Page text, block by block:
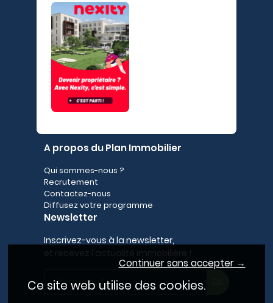
A propos du Plan Immobilier
Qui sommes-nous ?
Recrutement
Contactez-nous
Diffusez votre programme
Newsletter
Inscrivez-vous à la newsletter,
Continuer sans accepter →
Ce site web utilise des cookies.